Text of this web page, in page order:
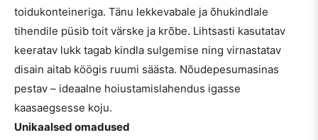
toidukonteineriga. Tänu lekkevabale ja õhukindlale
tihendile püsib toit värske ja krõbe. Lihtsasti kasutatav
keeratav lukk tagab kindla sulgemise ning virnastatav
disain aitab köögis ruumi säästa. Nõudepesumasinas
pestav – ideaalne hoiustamislahendus igasse
kaasaegsesse koju.
Unikaalsed omadused